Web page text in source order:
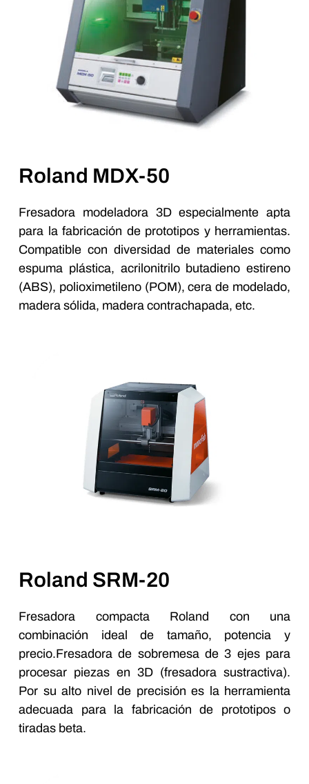
Roland MDX-50
Fresadora modeladora 3D especialmente apta
para la fabricación de prototipos y herramientas.
Compatible con diversidad de materiales como
espuma plástica, acrilonitrilo butadieno estireno
(ABS), polioximetileno (POM), cera de modelado,
madera sólida, madera contrachapada, etc.
Roland SRM-20
Fresadora compacta Roland con una
combinación ideal de tamaño, potencia y
precio.Fresadora de sobremesa de 3 ejes para
procesar piezas en 3D (fresadora sustractiva).
Por su alto nivel de precisión es la herramienta
adecuada para la fabricación de prototipos o
tiradas beta.